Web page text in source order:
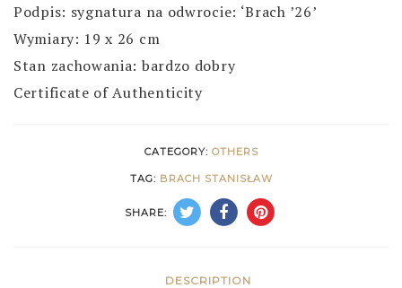
Podpis: sygnatura na odwrocie: ‘Brach ’26’
Wymiary: 19 x 26 cm
Stan zachowania: bardzo dobry
Certificate of Authenticity
CATEGORY: OTHERS
TAG: BRACH STANISŁAW
SHARE:
DESCRIPTION